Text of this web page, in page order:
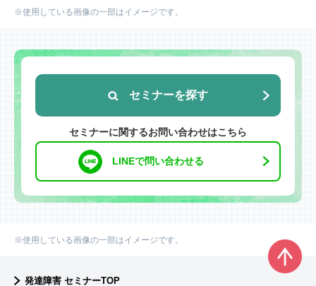
※使用している画像の一部はイメージです。
セミナーを探す
セミナーに関するお問い合わせはこちら
LINEで問い合わせる
※使用している画像の一部はイメージです。
発達障害 セミナーTOP